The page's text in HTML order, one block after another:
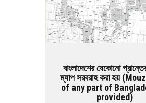
বাংলাদেশের যেকোনো
ম্যাপ সরবরাহ করা হয়
of any part of
provided)